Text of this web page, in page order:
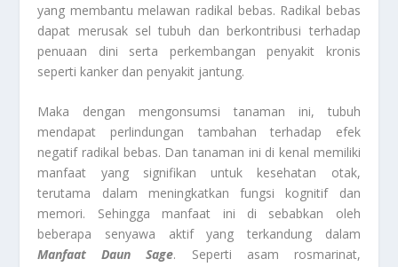
yang membantu melawan radikal bebas. Radikal bebas
dapat merusak sel tubuh dan berkontribusi terhadap
penuaan dini serta perkembangan penyakit kronis
seperti kanker dan penyakit jantung.
Maka dengan mengonsumsi tanaman ini, tubuh
mendapat perlindungan tambahan terhadap efek
negatif radikal bebas. Dan tanaman ini di kenal memiliki
manfaat yang signifikan untuk kesehatan otak,
terutama dalam meningkatkan fungsi kognitif dan
memori. Sehingga manfaat ini di sebabkan oleh
beberapa senyawa aktif yang terkandung dalam
Manfaat Daun Sage. Seperti asam rosmarinat,